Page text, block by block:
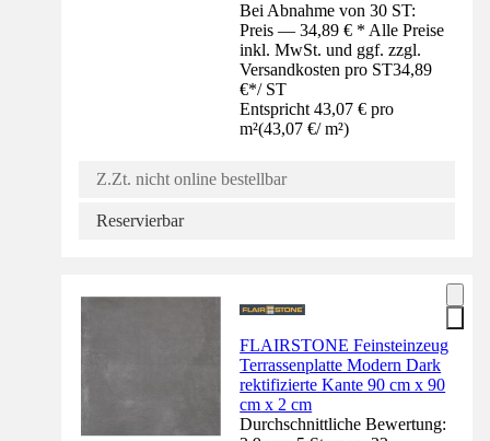
Bei Abnahme von 30 ST:
Preis — 34,89 € * Alle Preise
inkl. MwSt. und ggf. zzgl.
Versandkosten pro ST34,89
€*/ ST
Entspricht 43,07 € pro
m²(43,07 €/ m²)
Z.Zt. nicht online bestellbar
Reservierbar
FLAIRSTONE Feinsteinzeug
Terrassenplatte Modern Dark
rektifizierte Kante 90 cm x 90
cm x 2 cm
Durchschnittliche Bewertung: